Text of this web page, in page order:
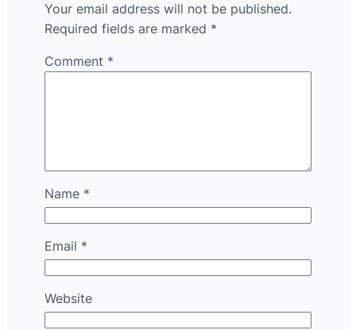
Your email address will not be published.
Required fields are marked *
Comment *
Name *
Email *
Website